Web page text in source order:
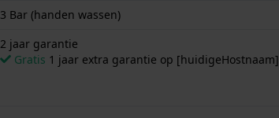
3 Bar (handen wassen)
2 jaar garantie
Gratis 1 jaar extra garantie op [huidigeHostnaam]